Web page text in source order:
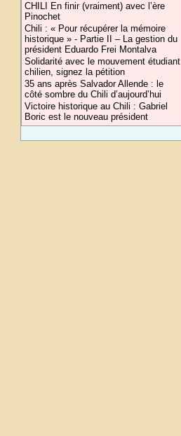
CHILI En finir (vraiment) avec l’ère
Pinochet
Chili : « Pour récupérer la mémoire
historique » - Partie II – La gestion du
président Eduardo Frei Montalva
Solidarité avec le mouvement étudiant
chilien, signez la pétition
35 ans après Salvador Allende : le
côté sombre du Chili d’aujourd’hui
Victoire historique au Chili : Gabriel
Boric est le nouveau président